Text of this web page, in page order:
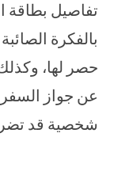
تفاصيل بطاقة
بالفكرة
حصر لها،
عن جواز
شخصية قد